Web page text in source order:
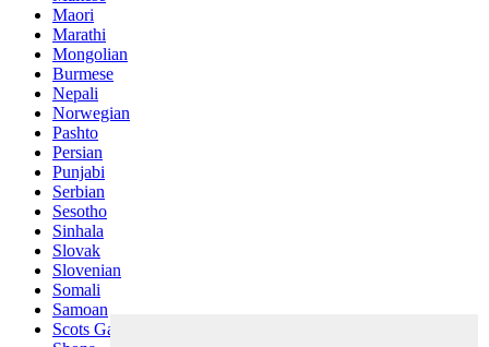
Maori
Marathi
Mongolian
Burmese
Nepali
Norwegian
Pashto
Persian
Punjabi
Serbian
Sesotho
Sinhala
Slovak
Slovenian
Somali
Samoan
Scots Gaelic